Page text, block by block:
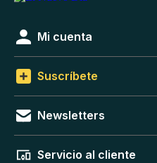
Mi cuenta
Suscríbete
Newsletters
Servicio al cliente